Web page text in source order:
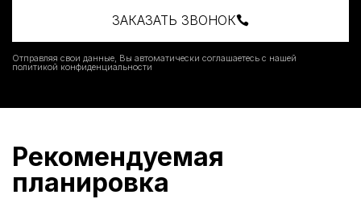
ЗАКАЗАТЬ ЗВОНОК
Отправляя свои данные, Вы автоматически соглашаетесь с нашей
политикой конфиденциальности
Рекомендуемая
планировка